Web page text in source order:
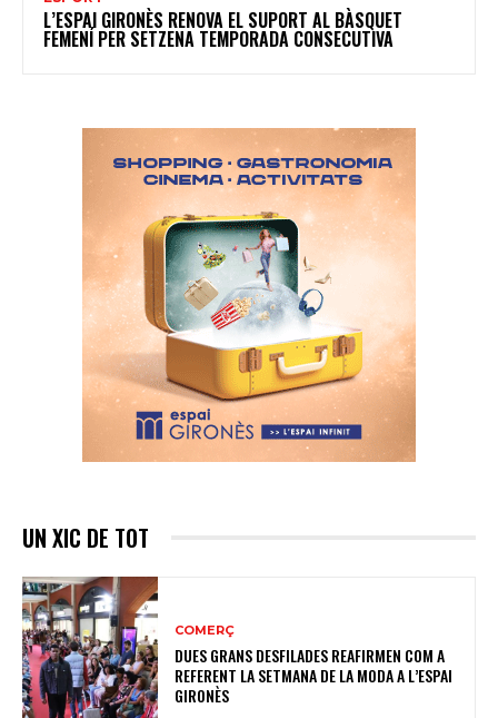
L’ESPAI GIRONÈS RENOVA EL SUPORT AL BÀSQUET
FEMENÍ PER SETZENA TEMPORADA CONSECUTIVA
UN XIC DE TOT
COMERÇ
DUES GRANS DESFILADES REAFIRMEN COM A
REFERENT LA SETMANA DE LA MODA A L’ESPAI
GIRONÈS